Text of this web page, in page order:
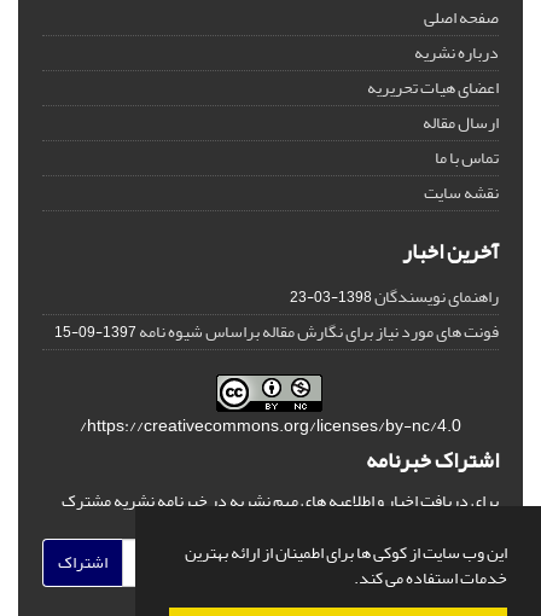
این وب سایت از کوکی ها برای اطمینان از ارائه بهترین
خدمات استفاده می کند.
صفحه اصلی
درباره نشریه
اعضای هیات تحریریه
ارسال مقاله
تماس با ما
نقشه سایت
آخرین اخبار
راهنمای نویسندگان1398-03-23
فونت های مورد نیاز برای نگارش مقاله براساس شیوه نامه1397-09-15
https://creativecommons.org/licenses/by-nc/4.0/
اشتراک خبرنامه
برای دریافت اخبار و اطلاعیه های مهم نشریه در خبرنامه نشریه مشترک
اشتراک